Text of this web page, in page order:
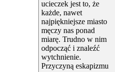
ucieczek jest to, że
każde, nawet
najpiękniejsze miasto
męczy nas ponad
miarę. Trudno w nim
odpocząć i znaleźć
wytchnienie.
Przyczyną eskapizmu